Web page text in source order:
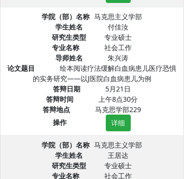
学院（部）名称 马克思主义学部
学生姓名
付佳汝
研究生类型
专业硕士
专业名称
社会工作
导师姓名
朱兴涛
论文题目
绘本阅读疗法缓解白血病患儿医疗恐惧
的实务研究——以J医院白血病患儿为例
答辩日期
5月21日
答辩时间
上午8点30分
答辩地点
马克思学部229
操作
详细
学院（部）名称 马克思主义学部
学生姓名
王居达
研究生类型
专业硕士
专业名称
社会工作